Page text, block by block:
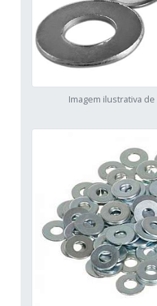
Imagem ilustrativa